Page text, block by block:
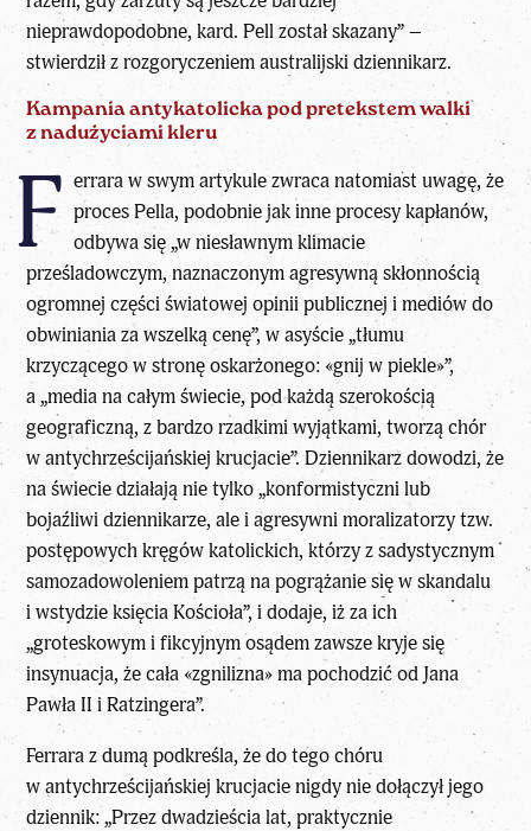
nieprawdopodobne, kard. Pell został skazany” –
stwierdził z rozgoryczeniem australijski dziennikarz.
Kampania antykatolicka pod pretekstem walki
z nadużyciami kleru
F errara w swym artykule zwraca natomiast uwagę, że
proces Pella, podobnie jak inne procesy kapłanów,
odbywa się „w niesławnym klimacie
prześladowczym, naznaczonym agresywną skłonnością
ogromnej części światowej opinii publicznej i mediów do
obwiniania za wszelką cenę”, w asyście „tłumu
krzyczącego w stronę oskarżonego: «gnij w piekle»”,
a „media na całym świecie, pod każdą szerokością
geograficzną, z bardzo rzadkimi wyjątkami, tworzą chór
w antychrześcijańskiej krucjacie”. Dziennikarz dowodzi, że
na świecie działają nie tylko „konformistyczni lub
bojaźliwi dziennikarze, ale i agresywni moralizatorzy tzw.
postępowych kręgów katolickich, którzy z sadystycznym
samozadowoleniem patrzą na pogrążanie się w skandalu
i wstydzie księcia Kościoła”, i dodaje, iż za ich
„groteskowym i fikcyjnym osądem zawsze kryje się
insynuacja, że cała «zgnilizna» ma pochodzić od Jana
Pawła II i Ratzingera”.
Ferrara z dumą podkreśla, że do tego chóru
w antychrześcijańskiej krucjacie nigdy nie dołączył jego
dziennik: „Przez dwadzieścia lat, praktycznie